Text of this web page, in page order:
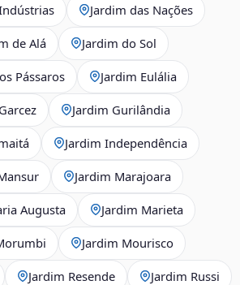
Jardim das Nações
de Alá Jardim do Sol
Pássaros Jardim Eulália
Jardim Gurilândia
Jardim Independência
Jardim Marajoara
Augusta Jardim Marieta
Jardim Mourisco
Jardim Resende Jardim Russi